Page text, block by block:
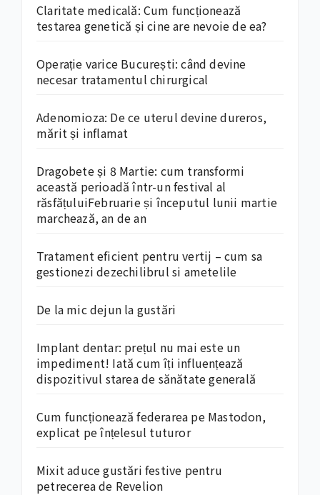
Claritate medicală: Cum funcționează
testarea genetică și cine are nevoie de ea?
Operație varice București: când devine
necesar tratamentul chirurgical
Adenomioza: De ce uterul devine dureros,
mărit și inflamat
Dragobete și 8 Martie: cum transformi
această perioadă într-un festival al
răsfățuluiFebruarie și începutul lunii martie
marchează, an de an
Tratament eficient pentru vertij – cum sa
gestionezi dezechilibrul si ametelile
De la mic dejun la gustări
Implant dentar: prețul nu mai este un
impediment! Iată cum îți influențează
dispozitivul starea de sănătate generală
Cum funcționează federarea pe Mastodon,
explicat pe înțelesul tuturor
Mixit aduce gustări festive pentru
petrecerea de Revelion